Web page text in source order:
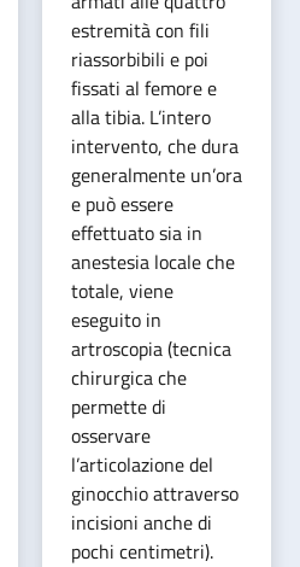
estremità con fili
riassorbibili e poi
fissati al femore e
alla tibia. L’intero
intervento, che dura
generalmente un’ora
e può essere
effettuato sia in
anestesia locale che
totale, viene
eseguito in
artroscopia (tecnica
chirurgica che
permette di
osservare
l’articolazione del
ginocchio attraverso
incisioni anche di
pochi centimetri).